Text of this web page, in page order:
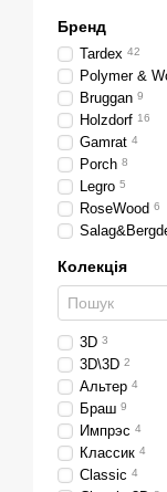
Бренд
Tardex 42
Polymer &
Bruggan 9
Holzdorf 16
Gamrat 4
Porch 8
Legro 5
RoseWood 6
Колекція
3D 3
3D\3D 2
Альтер 4
Браш 9
Импрэс 4
Классик 4
Classic 4